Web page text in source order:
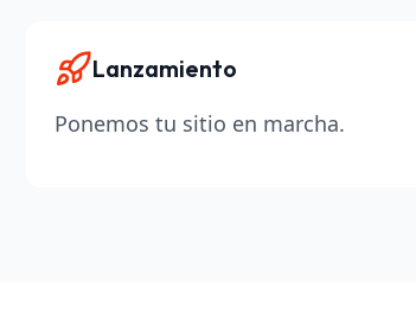
Lanzamiento
Ponemos tu sitio en marcha.